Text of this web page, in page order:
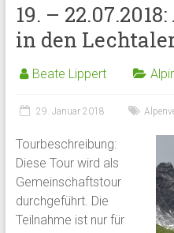
19. –
in den
Beate Lippert
29. Januar 2018
Tourbeschreibung:
Diese Tour wird als
Gemeinschaftstour
durchgeführt. Die
Teilnahme ist nur für